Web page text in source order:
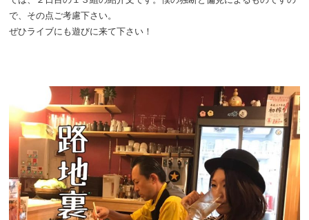
で、その点ご考慮下さい。
ぜひライブにも遊びに来て下さい！